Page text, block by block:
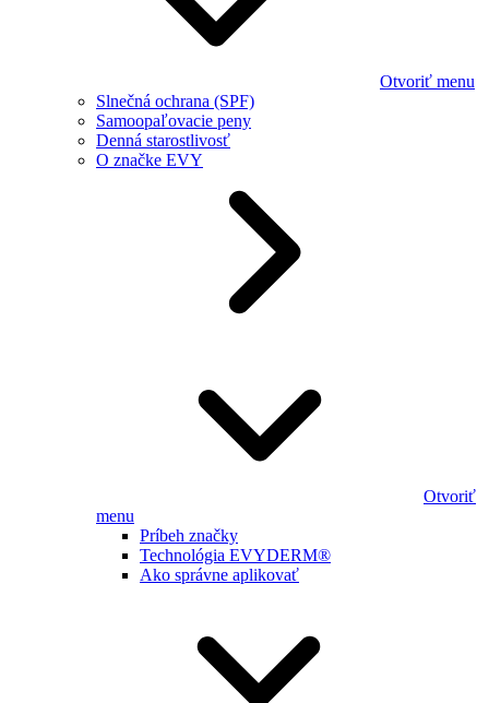
Otvoriť menu
Slnečná ochrana (SPF)
Samoopaľovacie peny
Denná starostlivosť
O značke EVY
Otvoriť
menu
Príbeh značky
Technológia EVYDERM®
Ako správne aplikovať